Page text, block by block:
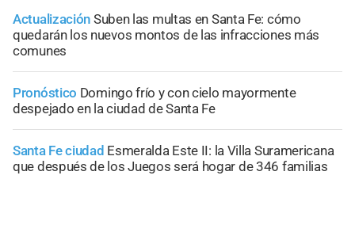
Actualización Suben las multas en Santa Fe: cómo
quedarán los nuevos montos de las infracciones más
comunes
Pronóstico Domingo frío y con cielo mayormente
despejado en la ciudad de Santa Fe
Santa Fe ciudad Esmeralda Este II: la Villa Suramericana
que después de los Juegos será hogar de 346 familias